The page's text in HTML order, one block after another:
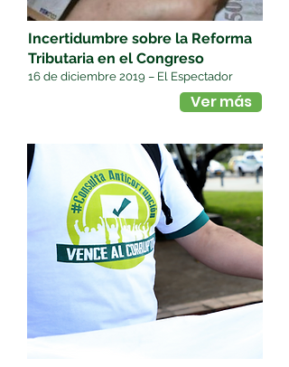
Ver más
Incertidumbre sobre la Reforma
Tributaria en el Congreso
16 de diciembre 2019 – El Espectador